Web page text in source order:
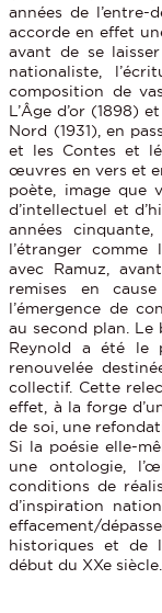
années de l’entre-
accorde en effet
avant de se
nationaliste,
composition de
L’Âge d’or (1898)
Nord (1931), en
et les Contes et
œuvres en vers et
poète, image que
d’intellectuel et
années
l’étranger
avec Ramuz,
remises en
l’émergence de
au second plan.
Reynold a été le
renouvelée
collectif. Cette
effet, à la forge
de soi, une
Si la poésie elle-
une ontologie,
conditions de
d’inspiration
effacement/
historiques et de
début du XXe siècle.